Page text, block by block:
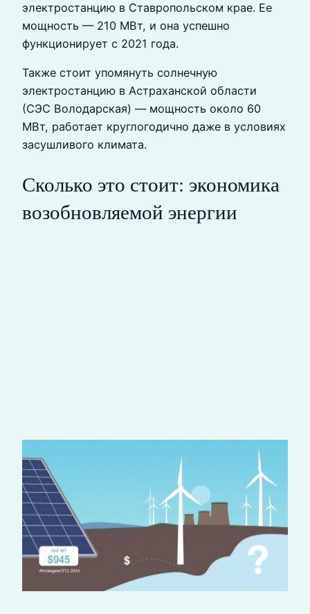
электростанцию в Ставропольском крае. Ее
мощность — 210 МВт, и она успешно
функционирует с 2021 года.
Также стоит упомянуть солнечную
электростанцию в Астраханской области
(СЭС Володарская) — мощность около 60
МВт, работает круглогодично даже в условиях
засушливого климата.
Сколько это стоит: экономика
возобновляемой энергии